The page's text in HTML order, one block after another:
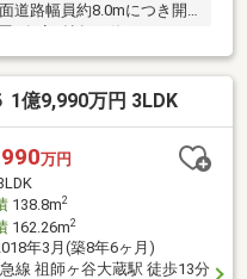
道路幅員約8.0mにつき開
コニー◇周辺環境◇■サミッ
約500m）■ファミリーマ
・徒歩4分（約
分（約1200m）■区立千
1億9,990万円 3LDK
万円
138.8m2
162.26m2
年3月(築8年6ヶ月)
線 祖師ヶ谷大蔵駅 徒歩13分